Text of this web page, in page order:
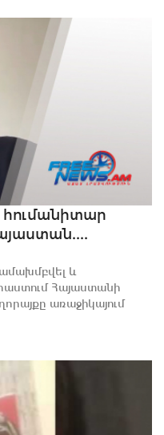
և
Հայաստանի
առաջիկայում